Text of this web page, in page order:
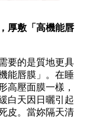
厚敷「高機能唇
要的是質地更具
能唇膜」。在睡
高壓面膜一樣，
白天因日曬引起
皮。當妳隔天清